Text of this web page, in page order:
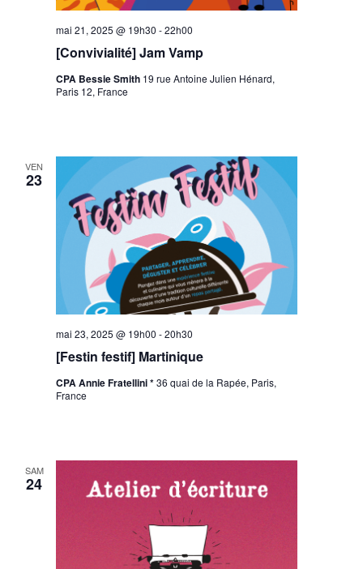
[Convivialité] Jam Vamp
mai 21, 2025 @ 19h30 -22h00
CPA Bessie Smith 19 rue Antoine Julien Hénard,
Paris 12, France
VEN
23
[Festin festif] Martinique
mai 23, 2025 @ 19h00 -20h30
CPA Annie Fratellini *36 quai de la Rapée, Paris,
France
SAM
24